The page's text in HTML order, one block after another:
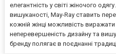
елегантність у світі жіночого
вишуканості, May-Ray ставить
кожній жінці можливість
неперевершеність дизайну та
бренду полягає в поєднанні